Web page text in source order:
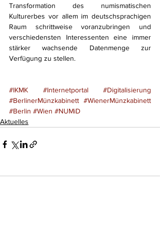
Transformation des numismatischen
Kulturerbes vor allem im deutschsprachigen
Raum schrittweise voranzubringen und
verschiedensten Interessenten eine immer
stärker wachsende Datenmenge zur
Verfügung zu stellen.
#IKMK #Internetportal
#Digitalisierung
#BerlinerMünzkabinett #WienerMünzkabinett
#Berlin #Wien #NUMiD
Aktuelles